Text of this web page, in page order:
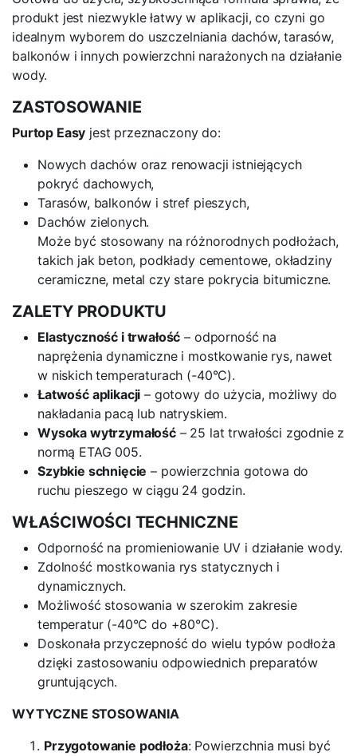
produkt jest niezwykle łatwy w aplikacji, co czyni go
idealnym wyborem do uszczelniania dachów, tarasów,
balkonów i innych powierzchni narażonych na działanie
wody.
ZASTOSOWANIE
Purtop Easy jest przeznaczony do:
Nowych dachów oraz renowacji istniejących
pokryć dachowych,
Tarasów, balkonów i stref pieszych,
Dachów zielonych.
Może być stosowany na różnorodnych podłożach,
takich jak beton, podkłady cementowe, okładziny
ceramiczne, metal czy stare pokrycia bitumiczne.
ZALETY PRODUKTU
Elastyczność i trwałość – odporność na
naprężenia dynamiczne i mostkowanie rys, nawet
w niskich temperaturach (-40°C).
Łatwość aplikacji – gotowy do użycia, możliwy do
nakładania pacą lub natryskiem.
Wysoka wytrzymałość– 25 lat trwałości zgodnie z
normą ETAG 005.
Szybkie schnięcie – powierzchnia gotowa do
ruchu pieszego w ciągu 24 godzin.
WŁAŚCIWOŚCI TECHNICZNE
Odporność na promieniowanie UV i działanie wody.
Zdolność mostkowania rys statycznych i
dynamicznych.
Możliwość stosowania w szerokim zakresie
temperatur (-40°C do +80°C).
Doskonała przyczepność do wielu typów podłoża
dzięki zastosowaniu odpowiednich preparatów
gruntujących.
WYTYCZNE STOSOWANIA
Przygotowanie podłoża: Powierzchnia musi być